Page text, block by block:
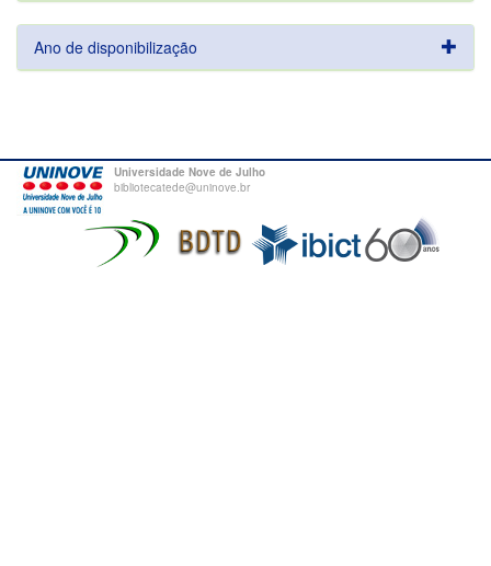
Ano de disponibilização
Universidade Nove de Julho
bibliotecatede@uninove.br